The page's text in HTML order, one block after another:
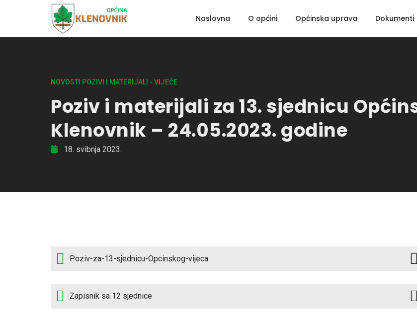
Naslovna O općini Općinska uprava Dokumenti
NOVOSTI POZIVI I MATERIJALI - VIJEĆE
Poziv i materijali za 13. sjednicu
Klenovnik – 24.05.2023. godine
18. svibnja 2023.
Poziv-za-13-sjednicu-Opcinskog-vijeca
Zapisnik sa 12 sjednice